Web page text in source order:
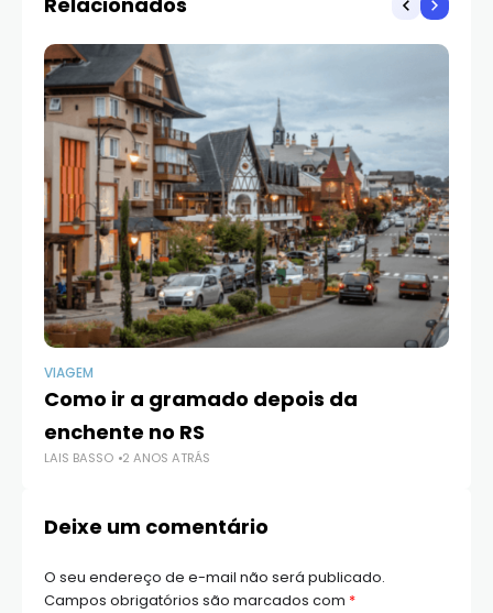
VIAGEM
Como ir a gramado depois da
enchente no RS
LAIS BASSO 2 ANOS ATRÁS
Deixe um comentário
O seu endereço de e-mail não será publicado.
Campos obrigatórios são marcados com *